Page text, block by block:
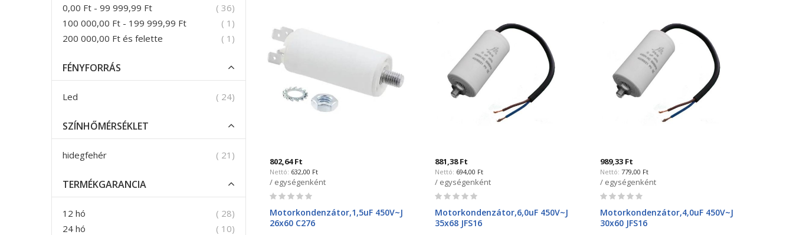
802,64 Ft
632,00 Ft
/ egységenként
Rating:
Motorkondenzátor,1,5uF 450V~J
26x60 C276
881,38 Ft
694,00 Ft
/ egységenként
Rating:
Motorkondenzátor,6,0uF 450V~J
35x68 JFS16
989,33 Ft
779,00 Ft
/ egységenként
Rating:
Motorkondenzátor,4,0uF 450V~J
30x60 JFS16
0,00 Ft - 99 999,99 Ft 36termék
100 000,00 Ft - 199 999,99 Ft 1 termék
200 000,00 Ft és felette 1 termék
FÉNYFORRÁS
Led 24termék
SZÍNHŐMÉRSÉKLET
hidegfehér 21 termék
TERMÉKGARANCIA
12 hó 28termék
24 hó
10termék